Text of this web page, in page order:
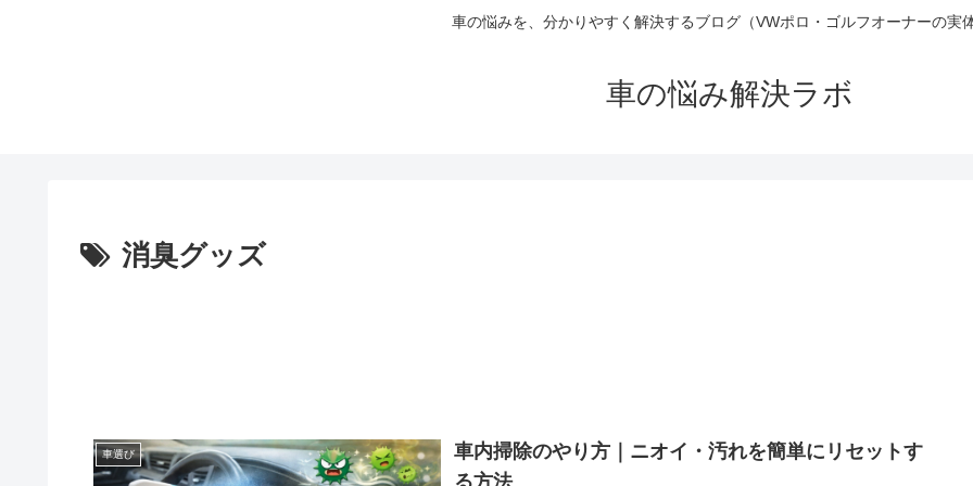
車の悩みを、分かりやすく解決するブログ（VWポロ・ゴルフオーナーの実
車の悩み解決ラボ
消臭グッズ
車選び
車内掃除のやり方｜ニオイ・汚れを簡単にリセットす